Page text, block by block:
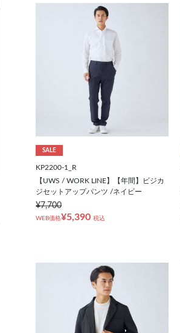
SALE
KP2200-1_R
【UWS / WORK LINE】【年間】ビジカ
ジセットアップパンツ /ネイビー
¥7,700
WEB価格¥5,390 税込